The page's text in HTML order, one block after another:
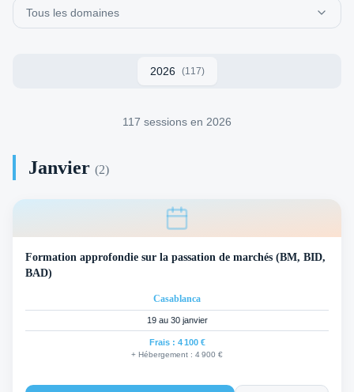
Tous les domaines
2026 (117)
117 sessions en 2026
Janvier (2)
Formation approfondie sur la passation de marchés (BM, BID,
BAD)
Casablanca
19 au 30 janvier
Frais : 4 100 €
+ Hébergement : 4 900 €